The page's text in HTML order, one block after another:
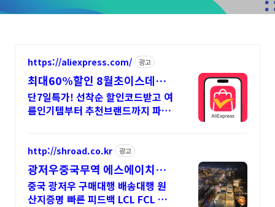
https://aliexpress.com/ 광고
최대60%할인 8월초이스데이
8월 알리 할인혜택 파도타기
단7일특가! 선착순 할인코드받고 여
름인기템부터 추천브랜드까지 파도
http://shroad.co.kr 광고
광저우중국무역 에스에이치로
드 한국인 현지법인운영 TT송
금
중국 광저우 구매대행 배송대행 원
산지증명 빠른 피드백 LCL FCL 현